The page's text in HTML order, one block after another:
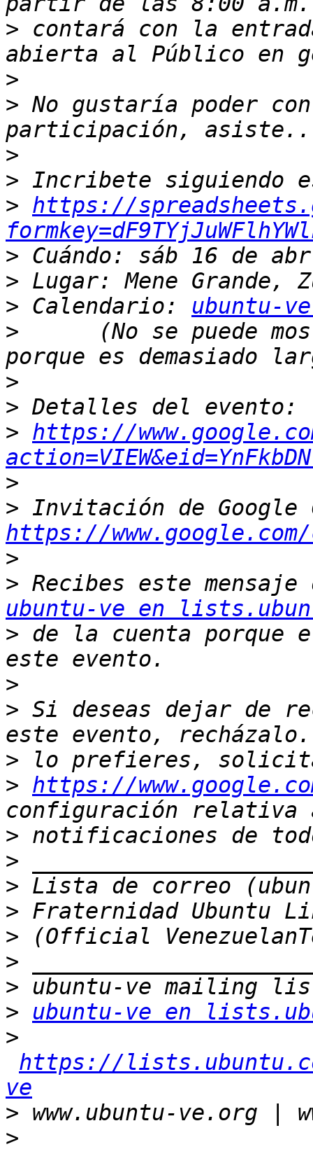
> contará con la
>
> No gustaría poder
>
>
> https://
>
>
> Calendario: ubuntu-
>
(No se puede
>
>
> https://
>
>
https://
>
>
ubuntu-ve en
> de la cuenta porque
>
> Si deseas dejar de
>
> https://
>
>
>
>
>
>
>
>
ubuntu-ve en
>
https://
ve
>
>